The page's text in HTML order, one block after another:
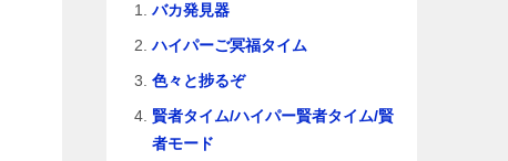
バカ発見器
ハイパーご冥福タイム
色々と捗るぞ
賢者タイム/ハイパー賢者タイム/賢
者モード